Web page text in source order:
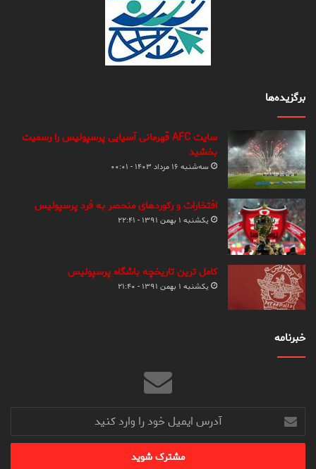
برگزیده‌ها
سایت AFC قهرمانی آسیایی پرسپولیس را رسمیت
بخشید
سه‌شنبه ۱۶ مرداد ۱۴۰۳ - ۰۰:۰۱
افتخارات و رکوردهای منحصر به فرد پرسپولیس
یکشنبه ۱ بهمن ۱۳۹۱ - ۲۲:۴۱
کامل ترین تاریخچه باشگاه پرسپولیس
یکشنبه ۱ بهمن ۱۳۹۱ - ۲۱:۴۰
خبرنامه
آدرس
ایمیل
خود